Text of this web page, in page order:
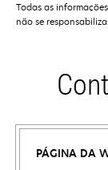
Todas as
não se
PÁGINA DA